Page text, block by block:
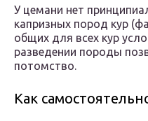
У цемани нет
капризных пород кур
общих для всех кур
разведении породы
потомство.
Как